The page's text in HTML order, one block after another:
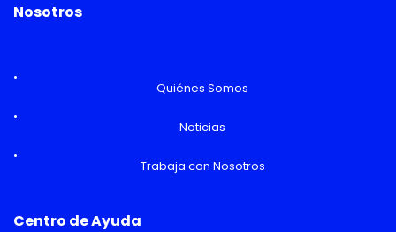
Nosotros
Quiénes Somos
Noticias
Trabaja con Nosotros
Centro de Ayuda